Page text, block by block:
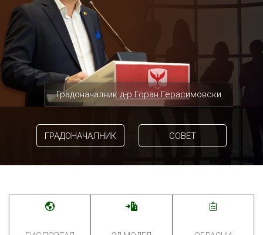
Градоначалник д-р Горан Герасимовски
ГРАДОНАЧАЛНИК СОВЕТ